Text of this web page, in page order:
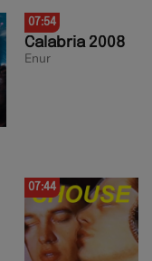
07:54
Calabria 2008
Enur
07:44